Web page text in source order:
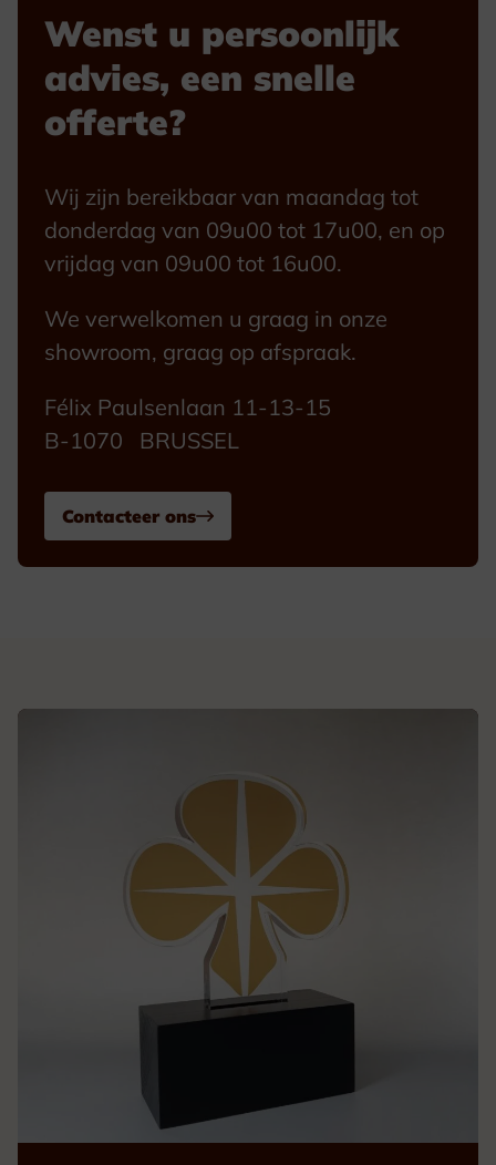
Wenst u persoonlijk
advies, een snelle
offerte?
Wij zijn bereikbaar van maandag tot
donderdag van 09u00 tot 17u00, en op
vrijdag van 09u00 tot 16u00.
We verwelkomen u graag in onze
showroom, graag op afspraak.
Félix Paulsenlaan 11-13-15
B-1070 BRUSSEL
Contacteer ons